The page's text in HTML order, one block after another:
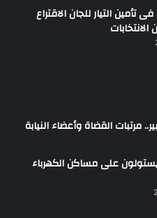
تأمين التيار للجان الاقتراع
الانتخابات
مرتبات القضاة وأعضاء النيابة
يستولون على مساكن الكهرباء